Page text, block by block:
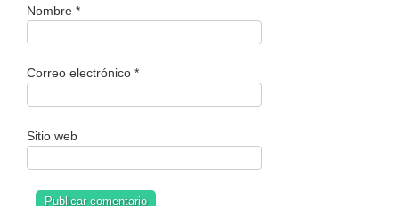
Nombre *
Correo electrónico *
Sitio web